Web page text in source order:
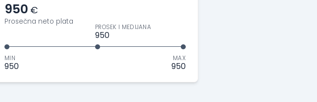
950 €
Prosečna neto plata
MIN
950
PROSEK I MEDIJANA
950
MAX
950